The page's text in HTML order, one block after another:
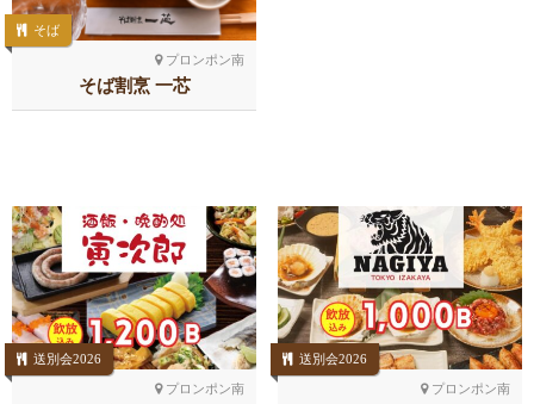
プロンポン南
そば
そば割烹 一芯
プロンポン南
送別会2026
プロンポン南
送別会2026